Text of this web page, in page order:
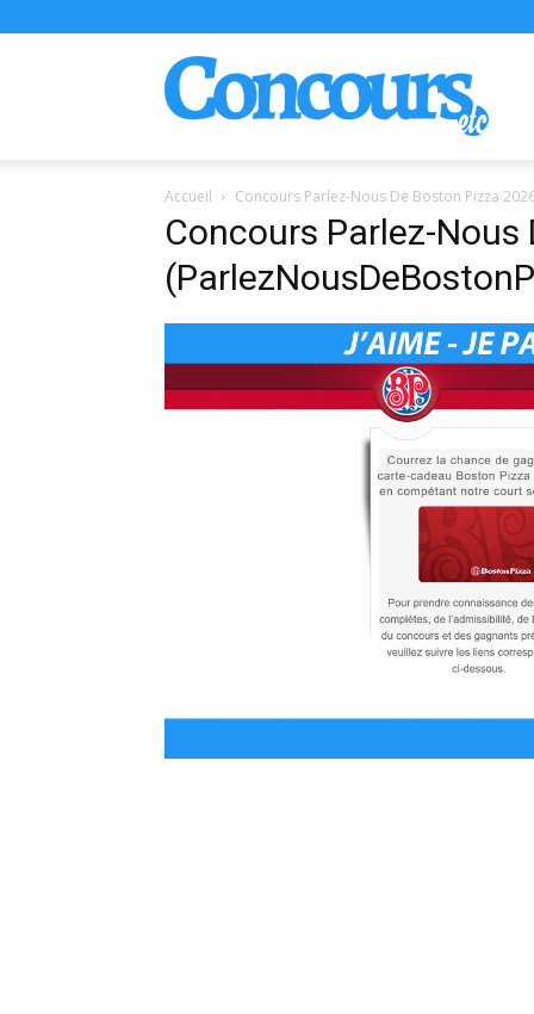
Accueil Concours Parlez-Nous De Boston Pizza
Concours Parlez-Nous